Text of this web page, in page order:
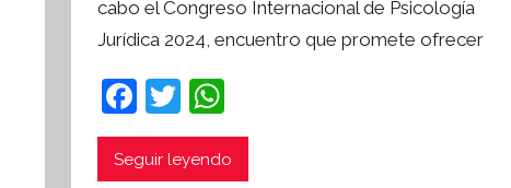
S
í
cabo el Congreso Internacional de Psicología
Jurídica 2024, encuentro que promete ofrecer
F
a
c
T
w
itt
h
at
Seguir leyendo